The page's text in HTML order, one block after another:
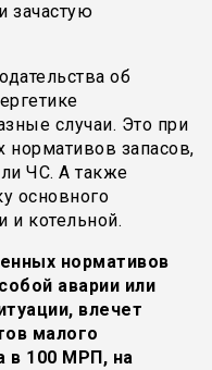
зачастую
об
случаи. Это при
запасов,
ЧС. А также
основного
и котельной.
нормативов
аварии или
влечет
малого
в 100 МРП, на